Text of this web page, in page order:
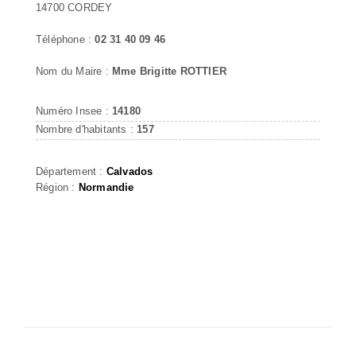
14700 CORDEY
Téléphone :02 31 40 09 46
Nom du Maire : Mme Brigitte ROTTIER
Numéro Insee : 14180
Nombre d'habitants : 157
Département : Calvados
Région : Normandie